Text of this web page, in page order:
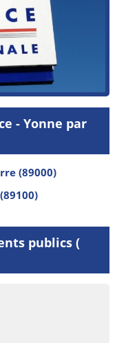
- Yonne par
(89000)
publics (